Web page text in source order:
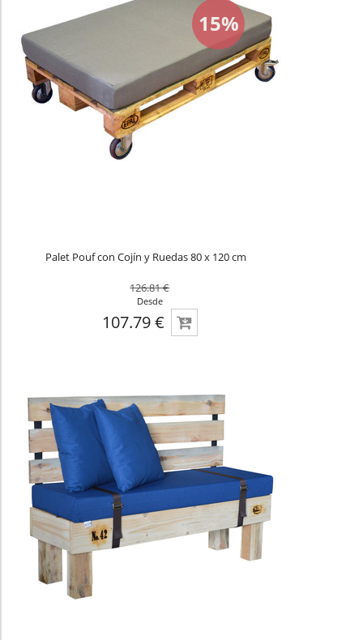
15%
Palet Pouf con Cojín y Ruedas 80 x 120 cm
126.81 €
Desde
107.79 €